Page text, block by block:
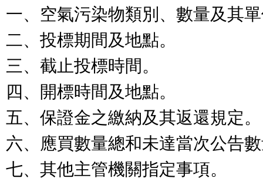
一、空氣污染物類別、數量及其
二、投標期間及地點。
三、截止投標時間。
四、開標時間及地點。
五、保證金之繳納及其返還規定。
六、應買數量總和未達當次公告
七、其他主管機關指定事項。